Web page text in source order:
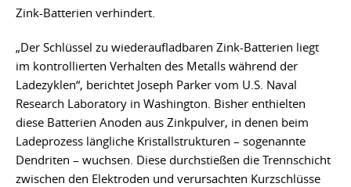
Zink-Batterien verhindert.
„Der Schlüssel zu wiederaufladbaren Zink-Batterien liegt
im kontrollierten Verhalten des Metalls während der
Ladezyklen“, berichtet Joseph Parker vom U.S. Naval
Research Laboratory in Washington. Bisher enthielten
diese Batterien Anoden aus Zinkpulver, in denen beim
Ladeprozess längliche Kristallstrukturen – sogenannte
Dendriten – wuchsen. Diese durchstießen die Trennschicht
zwischen den Elektroden und verursachten Kurzschlüsse